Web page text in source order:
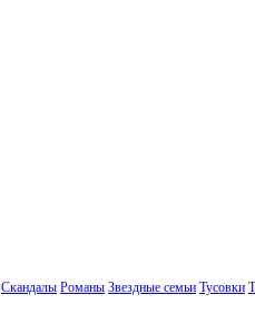
Скандалы Романы Звездные семьи Тусовки